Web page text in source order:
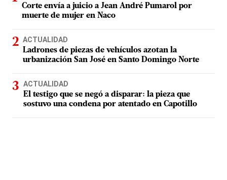
Corte envía a juicio a Jean André Pumarol por
muerte de mujer en Naco
ACTUALIDAD
Ladrones de piezas de vehículos azotan la
urbanización San José en Santo Domingo Norte
ACTUALIDAD
El testigo que se negó a disparar: la pieza que
sostuvo una condena por atentado en Capotillo